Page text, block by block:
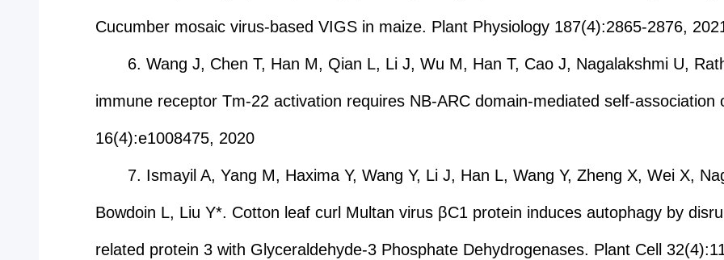
Cucumber mosaic virus-based VIGS in maize. Plant Physiology 187(4):2865-2876,
6. Wang J, Chen T, Han M, Qian L, Li J, Wu M, Han T, Cao J, Nagalakshmi U,
immune receptor Tm-22 activation requires NB-ARC domain-mediated self-association
16(4):e1008475, 2020
7. Ismayil A, Yang M, Haxima Y, Wang Y, Li J, Han L, Wang Y, Zheng X, Wei X,
Bowdoin L, Liu Y*. Cotton leaf curl Multan virus βC1 protein induces autophagy by
related protein 3 with Glyceraldehyde-3 Phosphate Dehydrogenases. Plant Cell